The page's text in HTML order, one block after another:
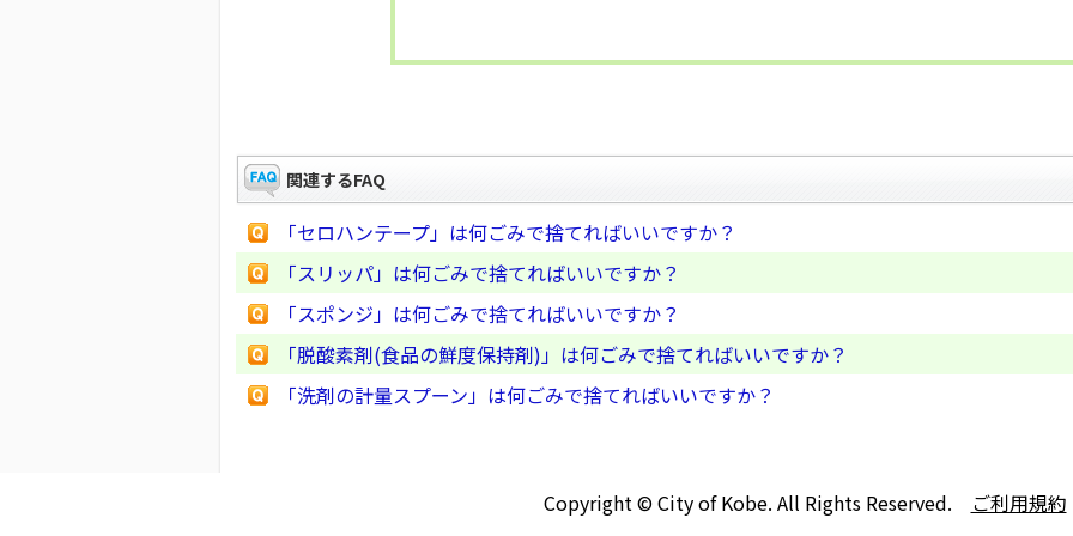
関連するFAQ
「セロハンテープ」は何ごみで捨てればいいですか？
「スリッパ」は何ごみで捨てればいいですか？
「スポンジ」は何ごみで捨てればいいですか？
「脱酸素剤(食品の鮮度保持剤)」は何ごみで捨てればいいですか？
「洗剤の計量スプーン」は何ごみで捨てればいいですか？
Copyright © City of Kobe. All Rights Reserved. ご利用規約